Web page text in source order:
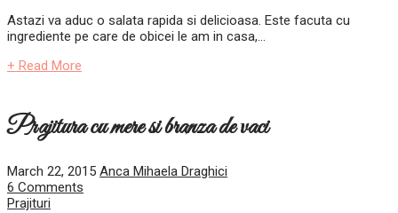
Astazi va aduc o salata rapida si delicioasa. Este facuta cu
ingrediente pe care de obicei le am in casa,...
+ Read More
Prajitura cu mere si branza de vaci
March 22, 2015 Anca Mihaela Draghici
6 Comments
Prajituri